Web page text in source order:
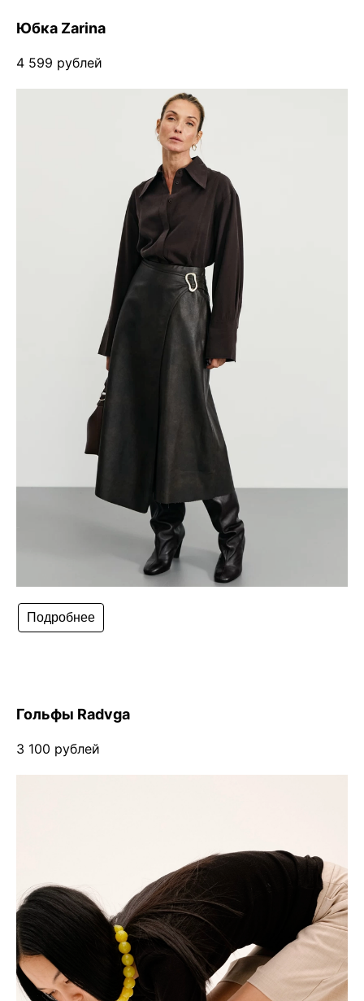
Юбка Zarina
4 599 рублей
Подробнее
Гольфы Radvga
3 100 рублей